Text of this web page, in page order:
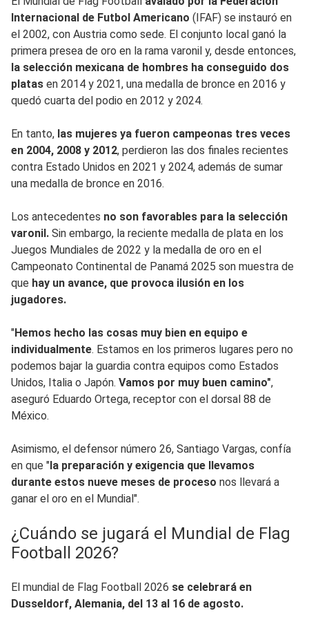
Internacional de Futbol Americano (IFAF) se instauró en
el 2002, con Austria como sede. El conjunto local ganó la
primera presea de oro en la rama varonil y, desde entonces,
la selección mexicana de hombres ha conseguido dos
platas en 2014 y 2021, una medalla de bronce en 2016 y
quedó cuarta del podio en 2012 y 2024.
En tanto, las mujeres ya fueron campeonas tres veces
en 2004, 2008 y 2012, perdieron las dos finales recientes
contra Estado Unidos en 2021 y 2024, además de sumar
una medalla de bronce en 2016.
Los antecedentes no son favorables para la selección
varonil. Sin embargo, la reciente medalla de plata en los
Juegos Mundiales de 2022 y la medalla de oro en el
Campeonato Continental de Panamá 2025 son muestra de
que hay un avance, que provoca ilusión en los
jugadores.
"Hemos hecho las cosas muy bien en equipo e
individualmente. Estamos en los primeros lugares pero no
podemos bajar la guardia contra equipos como Estados
Unidos, Italia o Japón. Vamos por muy buen camino",
aseguró Eduardo Ortega, receptor con el dorsal 88 de
México.
Asimismo, el defensor número 26, Santiago Vargas, confía
en que "la preparación y exigencia que llevamos
durante estos nueve meses de proceso nos llevará a
ganar el oro en el Mundial".
¿Cuándo se jugará el Mundial de Flag
Football 2026?
El mundial de Flag Football 2026 se celebrará en
Dusseldorf, Alemania, del 13 al 16 de agosto.